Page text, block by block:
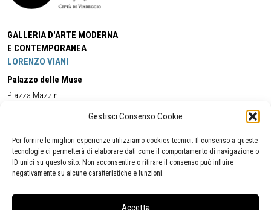
Gestisci Consenso Cookie
Per fornire le migliori esperienze utilizziamo cookies tecnici. Il consenso a queste
tecnologie ci permetterà di elaborare dati come il comportamento di navigazione o
ID unici su questo sito. Non acconsentire o ritirare il consenso può influire
negativamente su alcune caratteristiche e funzioni.
Accetta
GALLERIA D'ARTE MODERNA
E CONTEMPORANEA
LORENZO VIANI
Palazzo delle Muse
Piazza Mazzini
Cell:+39 338 5714978 (orario apertura Galleria)
Tel:
+39 0584 944580
(orario 09.00/13.00)
Email:gamc@comune.viareggio.lu.it
Segnalazione di inaccessibilità